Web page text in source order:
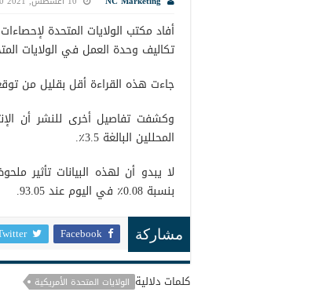
تكاليف وحدة العمل في الولايات المتحدة بنسبة 1٪
جاءت هذه القراءة أقل بقليل من
المحللين البالغة 3.5٪.
لا يبدو أن لهذه البيانات تأثير
بنسبة 0.08٪ في اليوم عند 93.05.
مشاركة Facebook
كلمات دلالية الولايات المتحدة الأمريكية